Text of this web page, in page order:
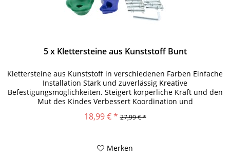
5 x Klettersteine aus Kunststoff Bunt
Klettersteine aus Kunststoff in verschiedenen Farben Einfache
Installation Stark und zuverlässig Kreative
Befestigungsmöglichkeiten. Steigert körperliche Kraft und den
Mut des Kindes Verbessert Koordination und
erhöht Selbstvertrauen...
18,99 € * 27,99 € *
Merken